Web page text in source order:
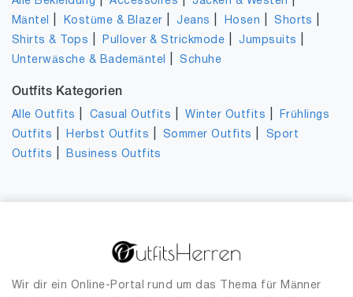
Mäntel Kostüme & Blazer |Jeans Hosen |Shorts
Shirts & Tops Pullover & Strickmode |Jumpsuits
Unterwäsche & Bademäntel |Schuhe
Outfits Kategorien
Alle Outfits Casual Outfits |Winter Outfits
Frühlings
Outfits
Herbst Outfits Sommer Outfits
Sport
Outfits
Business Outfits
Wir dir ein Online-Portal rund um das Thema für Männer